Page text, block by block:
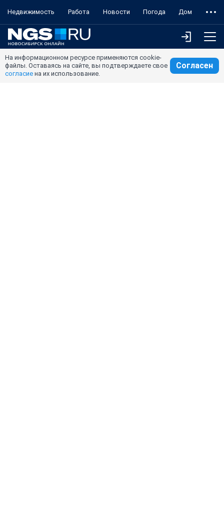
Недвижимость Работа Новости Погода Дом
На информационном ресурсе применяются cookie-
файлы. Оставаясь на сайте, вы подтверждаете свое
согласие на их использование.
Согласен